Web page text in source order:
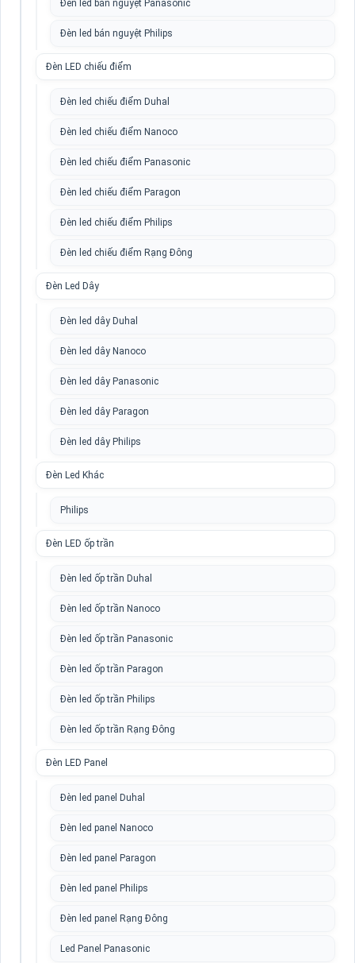
Đèn led bán nguyệt Panasonic
Đèn led bán nguyệt Philips
Đèn LED chiếu điểm
Đèn led chiếu điểm Duhal
Đèn led chiếu điểm Nanoco
Đèn led chiếu điểm Panasonic
Đèn led chiếu điểm Paragon
Đèn led chiếu điểm Philips
Đèn led chiếu điểm Rạng Đông
Đèn Led Dây
Đèn led dây Duhal
Đèn led dây Nanoco
Đèn led dây Panasonic
Đèn led dây Paragon
Đèn led dây Philips
Đèn Led Khác
Philips
Đèn LED ốp trần
Đèn led ốp trần Duhal
Đèn led ốp trần Nanoco
Đèn led ốp trần Panasonic
Đèn led ốp trần Paragon
Đèn led ốp trần Philips
Đèn led ốp trần Rạng Đông
Đèn LED Panel
Đèn led panel Duhal
Đèn led panel Nanoco
Đèn led panel Paragon
Đèn led panel Philips
Đèn led panel Rạng Đông
Led Panel Panasonic